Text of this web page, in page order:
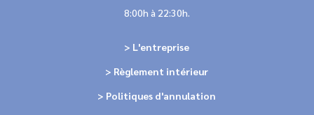
8:00h à 22:30h.
> L'entreprise
> Règlement intérieur
> Politiques d'annulation